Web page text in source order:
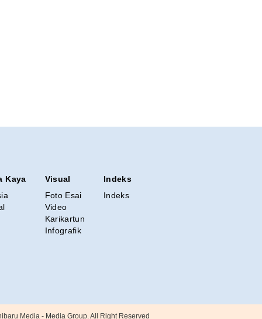
Kaya
Visual
Foto Esai
Video
Karikartun
Infografik
Indeks
Indeks
Media - Media Group. All Right Reserved